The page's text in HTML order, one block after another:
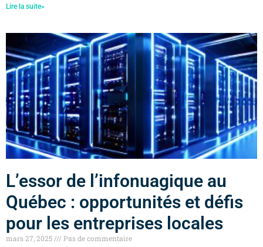
Lire la suite»
L’essor de l’infonuagique au
Québec : opportunités et défis
pour les entreprises locales
mars 27, 2025 Pas de commentaire